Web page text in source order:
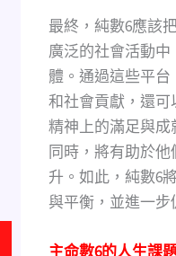
最終，純數6應該
廣泛的社會活動
體。通過這些平
和社會貢獻，還可
精神上的滿足與
同時，將有助於
升。如此，純數6
與平衡，並進一步
主命數6的人生課